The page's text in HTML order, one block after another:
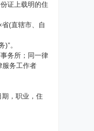
证上载明的住
(直辖市、自
。
务所；同一律
服务工作者
，职业，住